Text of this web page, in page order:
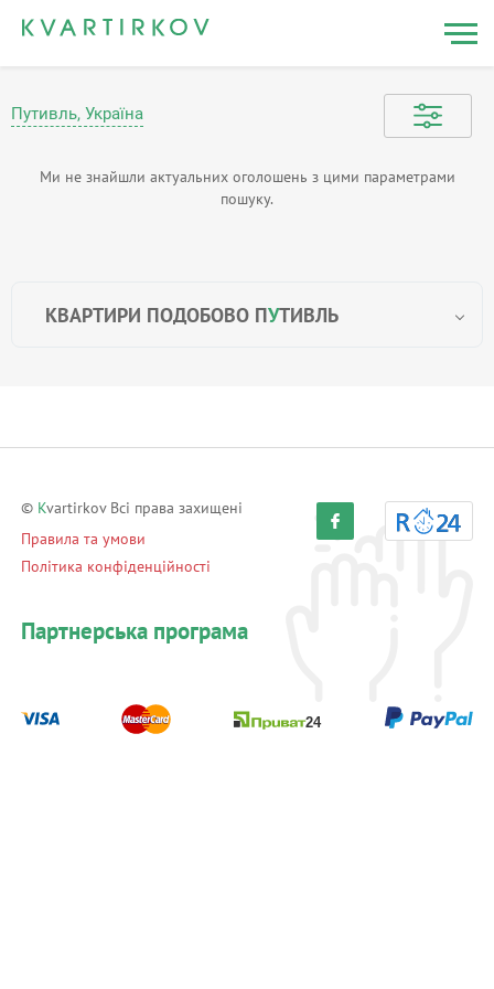
Путивль, Україна
КВАРТИРИ ПОДОБОВО ПУТИВЛЬ
Ми не знайшли актуальних оголошень з цими параметрами
пошуку.
© Kvartirkov Всі права захищені
Правила та умови
Політика конфіденційності
Партнерська програма